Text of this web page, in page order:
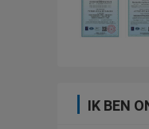
IK BEN